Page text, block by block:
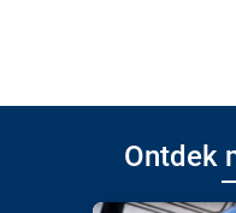
Ontdek